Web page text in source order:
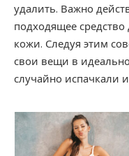
удалить. Важно
подходящее
кожи. Следуя этим
свои вещи в
случайно испачкали